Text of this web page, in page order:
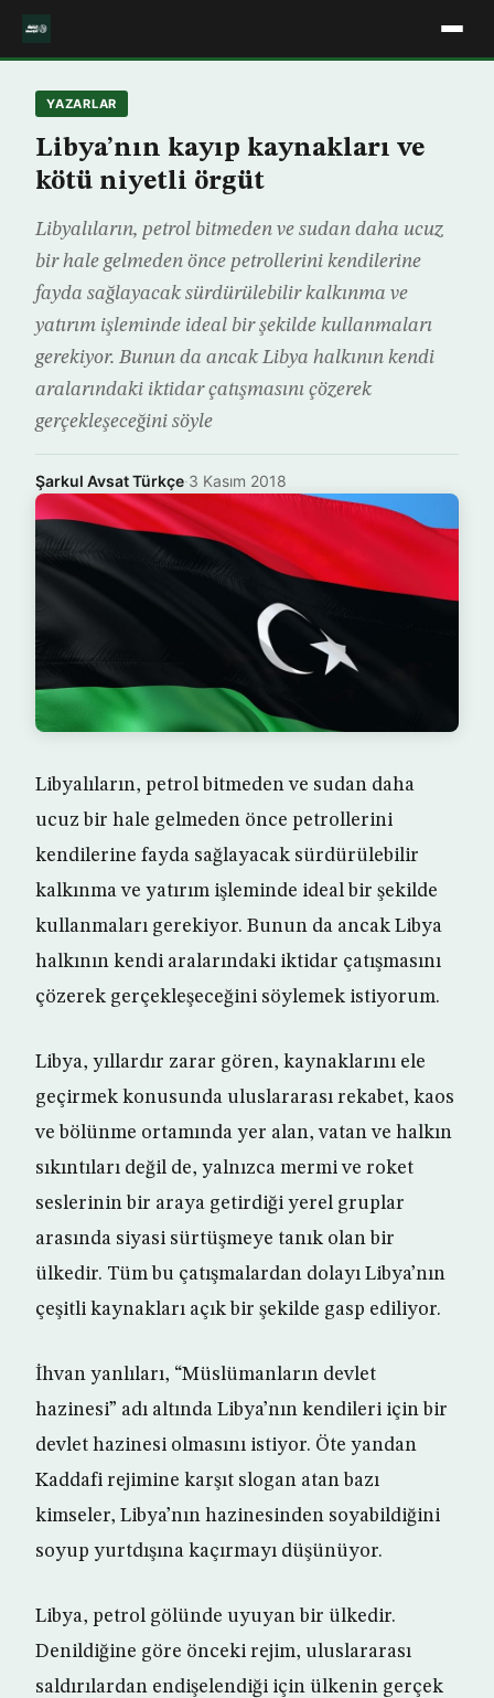
YAZARLAR
Libya’nın kayıp kaynakları ve
kötü niyetli örgüt
Libyalıların, petrol bitmeden ve sudan daha ucuz
bir hale gelmeden önce petrollerini kendilerine
fayda sağlayacak sürdürülebilir kalkınma ve
yatırım işleminde ideal bir şekilde kullanmaları
gerekiyor. Bunun da ancak Libya halkının kendi
aralarındaki iktidar çatışmasını çözerek
gerçekleşeceğini söyle
Şarkul Avsat Türkçe·3 Kasım 2018
Libyalıların, petrol bitmeden ve sudan daha
ucuz bir hale gelmeden önce petrollerini
kendilerine fayda sağlayacak sürdürülebilir
kalkınma ve yatırım işleminde ideal bir şekilde
kullanmaları gerekiyor. Bunun da ancak Libya
halkının kendi aralarındaki iktidar çatışmasını
çözerek gerçekleşeceğini söylemek istiyorum.
Libya, yıllardır zarar gören, kaynaklarını ele
geçirmek konusunda uluslararası rekabet, kaos
ve bölünme ortamında yer alan, vatan ve halkın
sıkıntıları değil de, yalnızca mermi ve roket
seslerinin bir araya getirdiği yerel gruplar
arasında siyasi sürtüşmeye tanık olan bir
ülkedir. Tüm bu çatışmalardan dolayı Libya’nın
çeşitli kaynakları açık bir şekilde gasp ediliyor.
İhvan yanlıları, “Müslümanların devlet
hazinesi” adı altında Libya’nın kendileri için bir
devlet hazinesi olmasını istiyor. Öte yandan
Kaddafi rejimine karşıt slogan atan bazı
kimseler, Libya’nın hazinesinden soyabildiğini
soyup yurtdışına kaçırmayı düşünüyor.
Libya, petrol gölünde uyuyan bir ülkedir.
Denildiğine göre önceki rejim, uluslararası
saldırılardan endişelendiği için ülkenin gerçek